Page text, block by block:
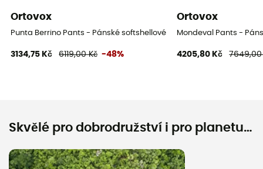
Ortovox
Punta Berrino Pants - Pánské softshellové kalhoty
3134,75 Kč 6119,00 Kč -48%
Ortovox
Mondeval Pants -
4205,80 Kč 7649,00
Skvělé pro dobrodružství i pro planetu…